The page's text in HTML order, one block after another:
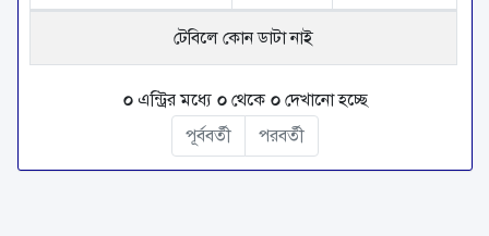
টেবিলে কোন ডাটা নাই
০এন্ট্রির মধ্যে ০থেকে ০দেখানো হচ্ছে
পূর্ববর্তী
পরবর্তী